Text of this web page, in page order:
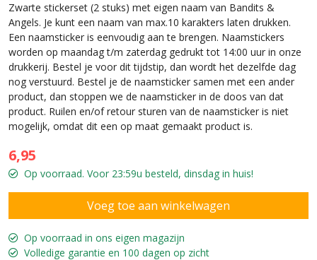
Zwarte stickerset (2 stuks) met eigen naam van Bandits &
Angels. Je kunt een naam van max.10 karakters laten drukken.
Een naamsticker is eenvoudig aan te brengen. Naamstickers
worden op maandag t/m zaterdag gedrukt tot 14:00 uur in onze
drukkerij. Bestel je voor dit tijdstip, dan wordt het dezelfde dag
nog verstuurd. Bestel je de naamsticker samen met een ander
product, dan stoppen we de naamsticker in de doos van dat
product. Ruilen en/of retour sturen van de naamsticker is niet
mogelijk, omdat dit een op maat gemaakt product is.
6,95
Op voorraad. Voor 23:59u besteld, dinsdag in huis!
Op voorraad in ons eigen magazijn
Volledige garantie en 100 dagen op zicht